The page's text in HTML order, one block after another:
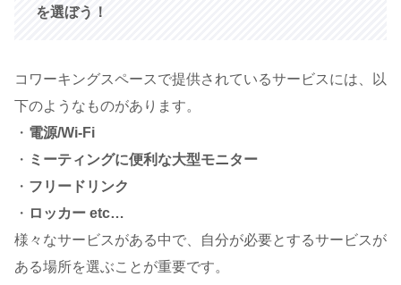
を選ぼう！
コワーキングスペースで提供されているサービスには、以
下のようなものがあります。
・ 電源/Wi-Fi
・ ミーティングに便利な大型モニター
・ フリードリンク
・ ロッカー etc…
様々なサービスがある中で、自分が必要とするサービスが
ある場所を選ぶことが重要です。